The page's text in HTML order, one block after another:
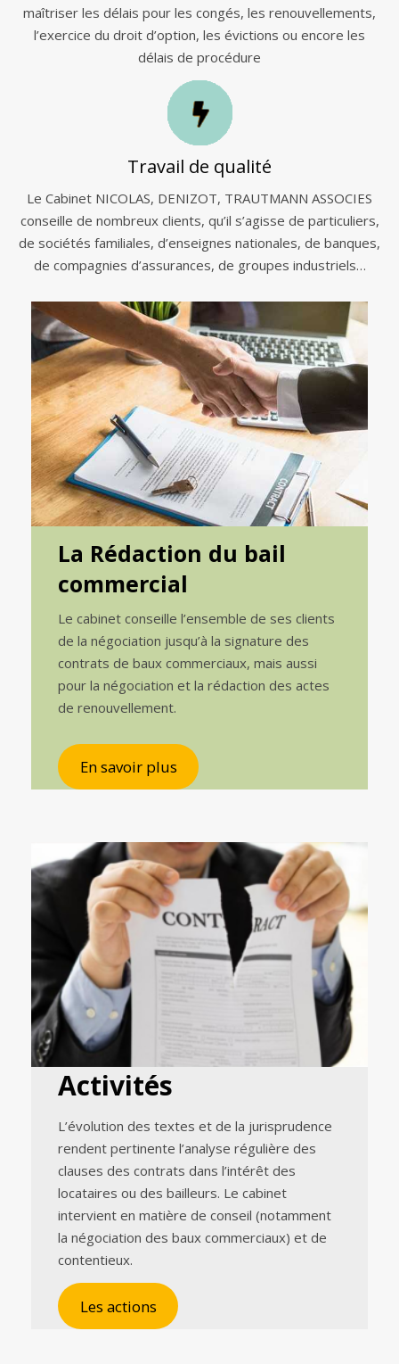
maîtriser les délais pour les congés, les renouvellements,
l’exercice du droit d’option, les évictions ou encore les
délais de procédure
Travail de qualité
Le Cabinet NICOLAS, DENIZOT, TRAUTMANN ASSOCIES
conseille de nombreux clients, qu’il s’agisse de particuliers,
de sociétés familiales, d’enseignes nationales, de banques,
de compagnies d’assurances, de groupes industriels…
La Rédaction du bail
commercial
Le cabinet conseille l’ensemble de ses clients
de la négociation jusqu’à la signature des
contrats de baux commerciaux, mais aussi
pour la négociation et la rédaction des actes
de renouvellement.
En savoir plus
Activités
L’évolution des textes et de la jurisprudence
rendent pertinente l’analyse régulière des
clauses des contrats dans l’intérêt des
locataires ou des bailleurs. Le cabinet
intervient en matière de conseil (notamment
la négociation des baux commerciaux) et de
contentieux.
Les actions